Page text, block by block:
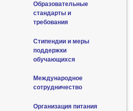
Образовательные
стандарты и
требования
Стипендии и меры
поддержки
обучающихся
Международное
сотрудничество
Организация питания